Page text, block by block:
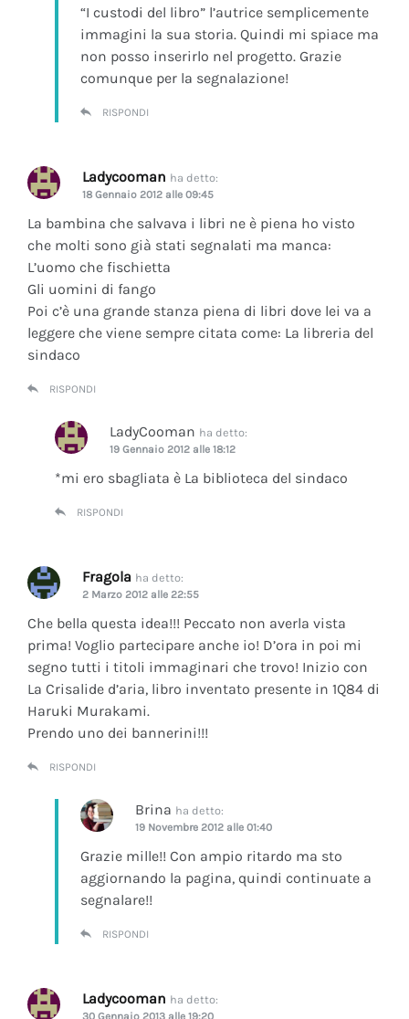
“I custodi del libro” l’autrice semplicemente
immagini la sua storia. Quindi mi spiace ma
non posso inserirlo nel progetto. Grazie
comunque per la segnalazione!
RISPONDI
Ladycooman ha detto:
18 Gennaio 2012 alle 09:45
La bambina che salvava i libri ne è piena ho visto
che molti sono già stati segnalati ma manca:
L’uomo che fischietta
Gli uomini di fango
Poi c’è una grande stanza piena di libri dove lei va a
leggere che viene sempre citata come: La libreria del
sindaco
RISPONDI
LadyCooman ha detto:
19 Gennaio 2012 alle 18:12
*mi ero sbagliata è La biblioteca del sindaco
RISPONDI
Fragola ha detto:
2 Marzo 2012 alle 22:55
Che bella questa idea!!! Peccato non averla vista
prima! Voglio partecipare anche io! D’ora in poi mi
segno tutti i titoli immaginari che trovo! Inizio con
La Crisalide d’aria, libro inventato presente in 1Q84 di
Haruki Murakami.
Prendo uno dei bannerini!!!
RISPONDI
Brina ha detto:
19 Novembre 2012 alle 01:40
Grazie mille!! Con ampio ritardo ma sto
aggiornando la pagina, quindi continuate a
segnalare!!
RISPONDI
Ladycooman ha detto:
30 Gennaio 2013 alle 19:20